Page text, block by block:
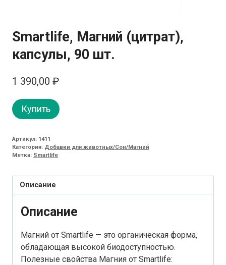
Smartlife, Магний (цитрат),
капсулы, 90 шт.
1 390,00 ₽
Купить
Артикул: 1411
Категория: Добавки для животных/Сон/Магний
Метка: Smartlife
Описание
Описание
Магний от Smartlife — это органическая форма,
обладающая высокой биодоступностью.
Полезные свойства Магния от Smartlife: